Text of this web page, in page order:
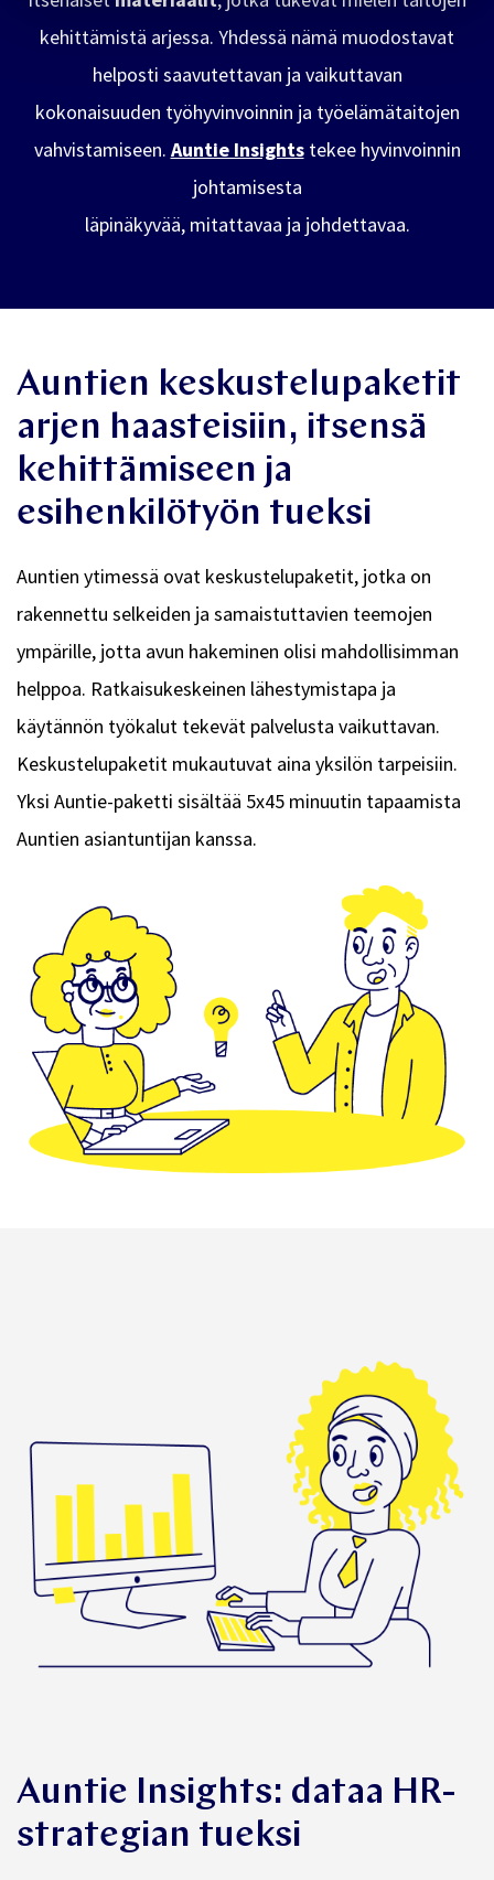
kehittämistä arjessa. Yhdessä nämä muodostavat
helposti saavutettavan ja vaikuttavan
kokonaisuuden työhyvinvoinnin ja työelämätaitojen
vahvistamiseen. Auntie Insightstekee hyvinvoinnin
johtamisesta
läpinäkyvää, mitattavaa ja johdettavaa.
Auntien keskustelupaketit
arjen haasteisiin, itsensä
kehittämiseen ja
esihenkilötyön tueksi
Auntien ytimessä ovat keskustelupaketit, jotka on
rakennettu selkeiden ja samaistuttavien teemojen
ympärille, jotta avun hakeminen olisi mahdollisimman
helppoa. Ratkaisukeskeinen lähestymistapa ja
käytännön työkalut tekevät palvelusta vaikuttavan.
Keskustelupaketit mukautuvat aina yksilön tarpeisiin.
Yksi Auntie-paketti sisältää 5x45 minuutin tapaamista
Auntien asiantuntijan kanssa.
Auntie Insights: dataa HR-
strategian tueksi